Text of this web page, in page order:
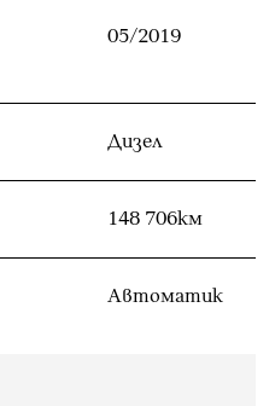
05/2019
Дизел
148 706км
Автоматик